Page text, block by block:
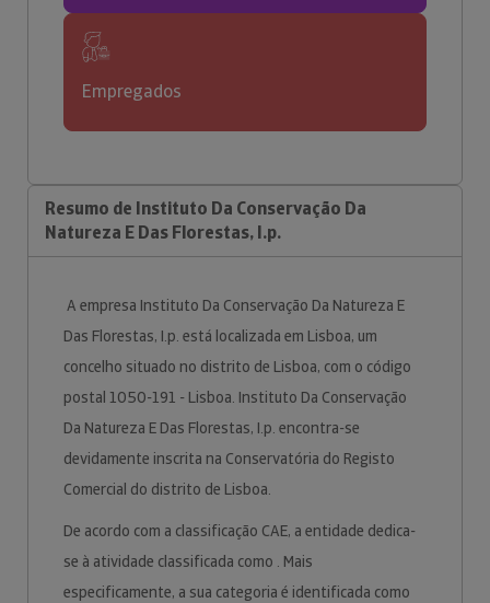
Empregados
Resumo de Instituto Da Conservação Da
Natureza E Das Florestas, I.p.
A empresa Instituto Da Conservação Da Natureza E
Das Florestas, I.p. está localizada em Lisboa, um
concelho situado no distrito de Lisboa, com o código
postal 1050-191 - Lisboa. Instituto Da Conservação
Da Natureza E Das Florestas, I.p. encontra-se
devidamente inscrita na Conservatória do Registo
Comercial do distrito de Lisboa.
De acordo com a classificação CAE, a entidade dedica-
se à atividade classificada como . Mais
especificamente, a sua categoria é identificada como